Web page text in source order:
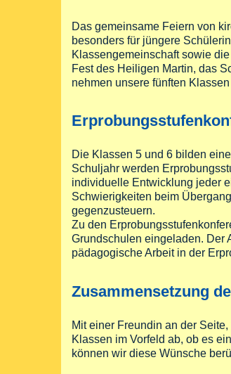
Das gemeinsame Feiern von
besonders für jüngere
Klassengemeinschaft sowie
Fest des Heiligen Martin, das
nehmen unsere fünften
Die Klassen 5 und 6 bilden
Schuljahr werden
individuelle Entwicklung jeder
Schwierigkeiten beim
gegenzusteuern.
Zu den
Grundschulen eingeladen. Der
pädagogische Arbeit in der
Zusammensetzung
Mit einer Freundin an der
Klassen im Vorfeld ab, ob es
können wir diese Wünsche